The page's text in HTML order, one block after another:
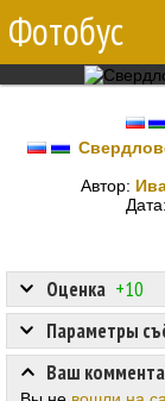
Фотобус
Автор:
Дата:
Оценка +10
Параметры
Ваш